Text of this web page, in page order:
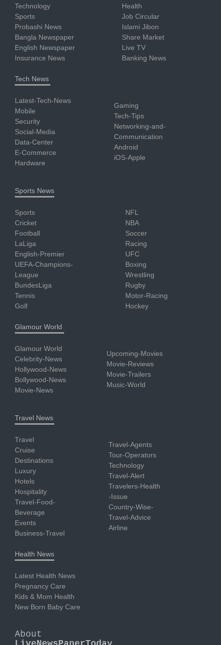
Technology
Sports
Probashi News
Bangla Newspaper
English Newspaper
Insurance News
Health
Job Circular
Islami Jibon
Share Market
Live TV
Banking News
Tech News
Latest-Tech-News
Mobile
Security
Social-Media
Data-Center
E-Commerce
Hardware
Gaming
Tech-Tips
Networking-and-
Communication
Android
iOS-Apple
Sports News
Sports
Cricket
Football
LaLiga
English-Premier
UEFA-Champions-
League
BundesLiga
Tennis
Golf
NFL
NBA
Soccer
Racing
UFC
Boxing
Wrestling
Rugby
Motor-Racing
Hockey
Glamour World
Glamour World
Celebrity-News
Hollywood-News
Bollywood-News
Movie-News
Upcoming-Movies
Movie-Reviews
Movie-Trailers
Music-World
Travel News
Travel
Cruise
Destinations
Luxury
Hotels
Hospitality
Travel-Food-
Beverage
Events
Business-Travel
Travel-Agents
Tour-Operators
Technology
Travel-Alert
Travelers-Health
-Issue
Country-Wise-
Travel-Advice
Airline
Health News
Latest Health News
Pregnancy Care
Kids & Mom Health
New Born Baby Care
About